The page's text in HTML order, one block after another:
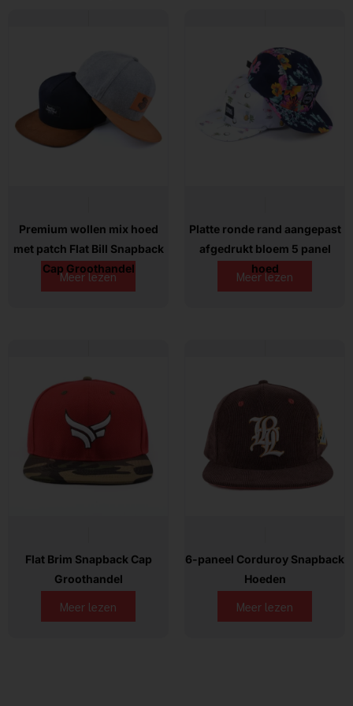
Premium wollen mix hoed
met patch Flat Bill Snapback
Cap Groothandel
Meer lezen
Platte ronde rand aangepast
afgedrukt bloem 5 panel
hoed
Meer lezen
Flat Brim Snapback Cap
Groothandel
Meer lezen
6-paneel Corduroy Snapback
Hoeden
Meer lezen